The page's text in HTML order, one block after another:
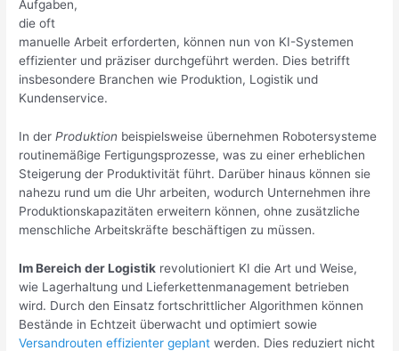
Aufgaben,
die oft
manuelle Arbeit erforderten, können nun von KI-Systemen
effizienter und präziser durchgeführt werden. Dies betrifft
insbesondere Branchen wie Produktion, Logistik und
Kundenservice.
In derProduktion beispielsweise übernehmen Robotersysteme
routinemäßige Fertigungsprozesse, was zu einer erheblichen
Steigerung der Produktivität führt. Darüber hinaus können sie
nahezu rund um die Uhr arbeiten, wodurch Unternehmen ihre
Produktionskapazitäten erweitern können, ohne zusätzliche
menschliche Arbeitskräfte beschäftigen zu müssen.
Im Bereich der Logistik revolutioniert KI die Art und Weise,
wie Lagerhaltung und Lieferkettenmanagement betrieben
wird. Durch den Einsatz fortschrittlicher Algorithmen können
Bestände in Echtzeit überwacht und optimiert sowie
Versandrouten effizienter geplant werden. Dies reduziert nicht